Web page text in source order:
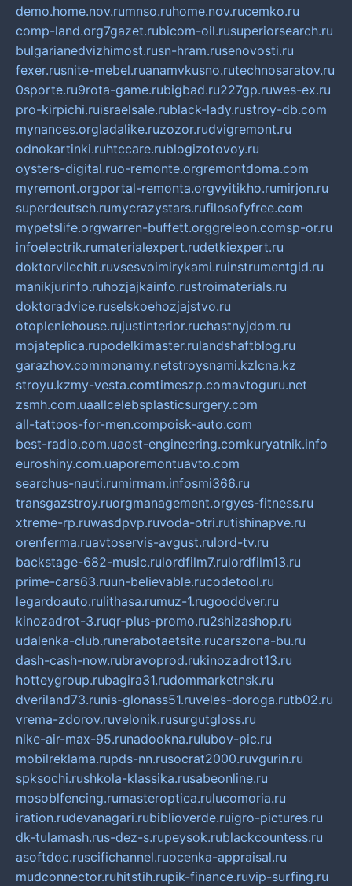
demo.home.nov.rumnso.ruhome.nov.rucemko.ru
comp-land.org7gazet.rubicom-oil.rusuperiorsearch.ru
bulgarianedvizhimost.rusn-hram.rusenovosti.ru
fexer.rusnite-mebel.ruanamvkusno.rutechnosaratov.ru
0sporte.ru9rota-game.rubigbad.ru227gp.ruwes-ex.ru
pro-kirpichi.ruisraelsale.rublack-lady.rustroy-db.com
mynances.orgladalike.ruzozor.rudvigremont.ru
odnokartinki.ruhtccare.rublogizotovoy.ru
oysters-digital.ruo-remonte.orgremontdoma.com
myremont.orgportal-remonta.orgvyitikho.rumirjon.ru
superdeutsch.rumycrazystars.rufilosofyfree.com
mypetslife.orgwarren-buffett.orggreleon.comsp-or.ru
infoelectrik.rumaterialexpert.rudetkiexpert.ru
doktorvilechit.ruvsesvoimirykami.ruinstrumentgid.ru
manikjurinfo.ruhozjajkainfo.rustroimaterials.ru
doktoradvice.ruselskoehozjajstvo.ru
otopleniehouse.rujustinterior.ruchastnyjdom.ru
mojateplica.rupodelkimaster.rulandshaftblog.ru
garazhov.commonamy.netstroysnami.kzlcna.kz
stroyu.kzmy-vesta.comtimeszp.comavtoguru.net
zsmh.com.uaallcelebsplasticsurgery.com
all-tattoos-for-men.compoisk-auto.com
best-radio.com.uaost-engineering.comkuryatnik.info
euroshiny.com.uaporemontuavto.com
searchus-nauti.rumirmam.infosmi366.ru
transgazstroy.ruorgmanagement.orgyes-fitness.ru
xtreme-rp.ruwasdpvp.ruvoda-otri.rutishinapve.ru
orenferma.ruavtoservis-avgust.rulord-tv.ru
backstage-682-music.rulordfilm7.rulordfilm13.ru
prime-cars63.ruun-believable.rucodetool.ru
legardoauto.rulithasa.rumuz-1.rugooddver.ru
kinozadrot-3.ruqr-plus-promo.ru2shizashop.ru
udalenka-club.runerabotaetsite.rucarszona-bu.ru
dash-cash-now.rubravoprod.rukinozadrot13.ru
hotteygroup.rubagira31.rudommarketnsk.ru
dveriland73.runis-glonass51.ruveles-doroga.rutb02.ru
vrema-zdorov.ruvelonik.rusurgutgloss.ru
nike-air-max-95.runadookna.rulubov-pic.ru
mobilreklama.rupds-nn.rusocrat2000.ruvgurin.ru
spksochi.rushkola-klassika.rusabeonline.ru
mosoblfencing.rumasteroptica.rulucomoria.ru
iration.rudevanagari.rubiblioverde.ruigro-pictures.ru
dk-tulamash.rus-dez-s.rupeysok.rublackcountess.ru
asoftdoc.ruscifichannel.ruocenka-appraisal.ru
mudconnector.ruhitstih.rupik-finance.ruvip-surfing.ru